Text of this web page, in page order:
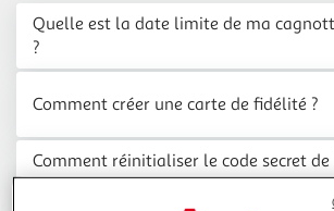
Quelle est la date limite de ma
?
Comment créer une carte de fidélité ?
Comment réinitialiser le code secret
de fidélité ?